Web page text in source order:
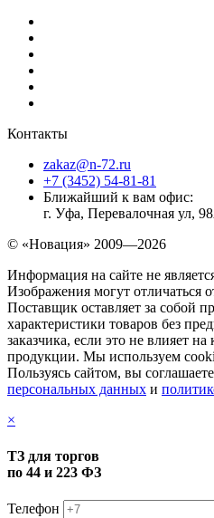
Контакты
zakaz@n-72.ru
+7 (3452) 54-81-81
Ближайший к вам офис:
г. Уфа, Перевалочная ул,
© «Новация» 2009—2026
Информация на сайте не
Изображения могут отличаться
Поставщик оставляет за собой
характеристики товаров без
заказчика, если это не влияет на
продукции. Мы используем
Пользуясь сайтом, вы
персональных данных и
×
ТЗ для торгов
по 44 и 223 ФЗ
Телефон